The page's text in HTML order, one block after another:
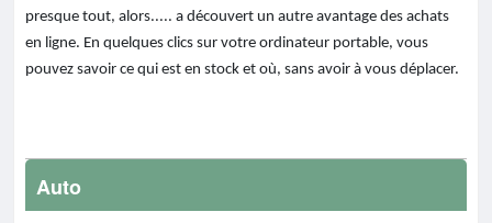
presque tout, alors..... a découvert un autre avantage des achats
en ligne. En quelques clics sur votre ordinateur portable, vous
pouvez savoir ce qui est en stock et où, sans avoir à vous déplacer.
Auto